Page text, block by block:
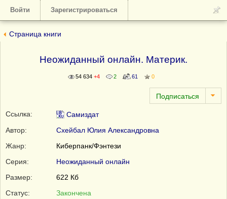
Войти Зарегистрироваться
Страница книги
Неожиданный онлайн. Материк.
54 634 +4 2 61 0
Ссылка:
Самиздат
Автор:
Схейбал Юлия Александровна
Жанр:
Киберпанк/Фэнтези
Серия:
Неожиданный онлайн
Размер:
622 Кб
Статус:
Закончена